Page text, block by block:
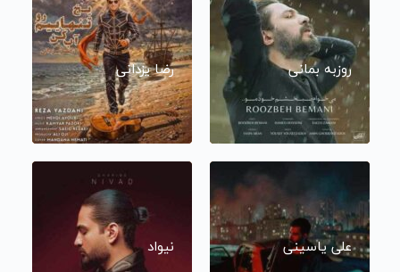
روزبه بمانی رضا یزدانی
علی یاسینی نیواد